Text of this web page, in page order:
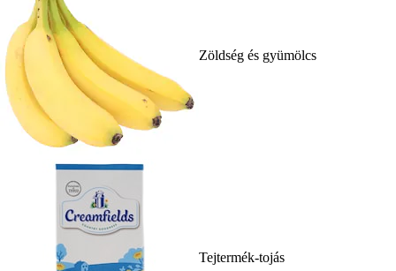
Zöldség és gyümölcs
Tejtermék-tojás